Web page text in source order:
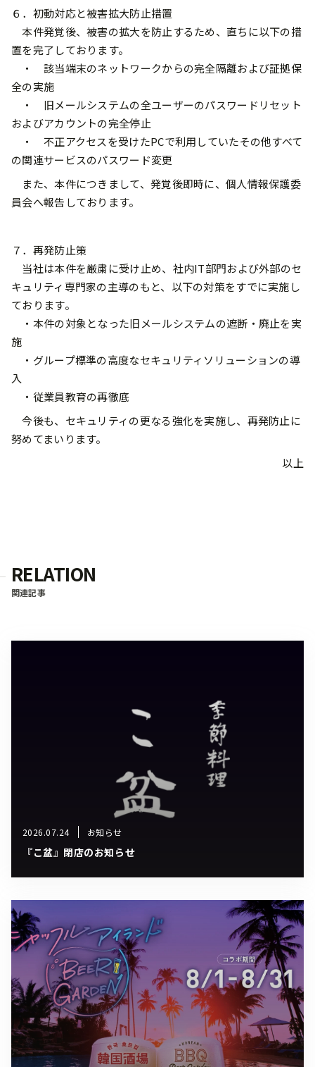
６．初動対応と被害拡大防止措置
本件発覚後、被害の拡大を防止するため、直ちに以下の措
置を完了しております。
・ 該当端末のネットワークからの完全隔離および証拠保
全の実施
・ 旧メールシステムの全ユーザーのパスワードリセット
およびアカウントの完全停止
・ 不正アクセスを受けたPCで利用していたその他すべて
の関連サービスのパスワード変更
また、本件につきまして、発覚後即時に、個人情報保護委
員会へ報告しております。
７．再発防止策
当社は本件を厳粛に受け止め、社内IT部門および外部のセ
キュリティ専門家の主導のもと、以下の対策をすでに実施し
ております。
・本件の対象となった旧メールシステムの遮断・廃止を実
施
・グループ標準の高度なセキュリティソリューションの導
入
・従業員教育の再徹底
今後も、セキュリティの更なる強化を実施し、再発防止に
努めてまいります。
以上
RELATION
関連記事
2026.07.24 お知らせ
『こ盆』閉店のお知らせ